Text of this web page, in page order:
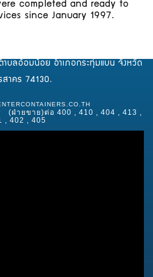
completed and ready to
since January 1997.
บลอ้อมน้อย อำเภอกระทุ่มแบน จังหวัด
สาคร 74130.
ายขาย)ต่อ 400 , 410 , 404 , 413 ,
, 402 , 405